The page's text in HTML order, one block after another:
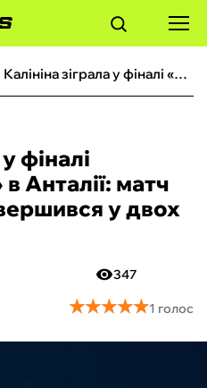
Калініна зіграла у фіналі «челленджера» в Анталії: матч для українки завершився у двох сетах
фіналі
Анталії: матч
у двох
347
★★★★★
★★★★★1 голос